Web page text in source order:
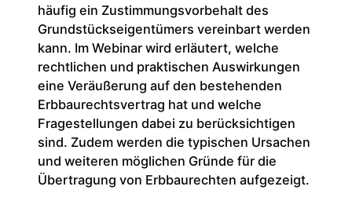
häufig ein Zustimmungsvorbehalt des
Grundstückseigentümers vereinbart werden
kann. Im Webinar wird erläutert, welche
rechtlichen und praktischen Auswirkungen
eine Veräußerung auf den bestehenden
Erbbaurechtsvertrag hat und welche
Fragestellungen dabei zu berücksichtigen
sind. Zudem werden die typischen Ursachen
und weiteren möglichen Gründe für die
Übertragung von Erbbaurechten aufgezeigt.